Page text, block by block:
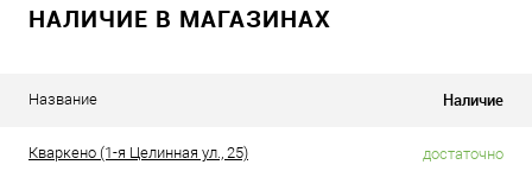
НАЛИЧИЕ В МАГАЗИНАХ
Название Наличие
Кваркено (1-я Целинная ул., 25) достаточно